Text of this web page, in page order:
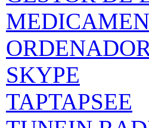
SKYPE
TAPTAPSEE